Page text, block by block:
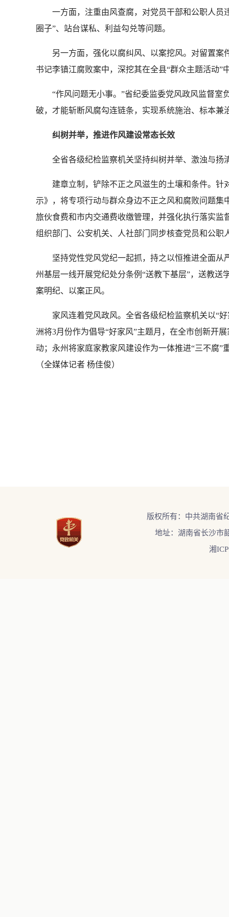
一方面，注重由风查腐，对党员干部和公职人员
圈子”、站台谋私、利益勾兑等问题。
另一方面，强化以腐纠风、以案挖风。对留置
书记李镇江腐败案中，深挖其在全县“群众主题活动
“作风问题无小事。”省纪委监委党风政风监督室
破，才能斩断风腐勾连链条，实现系统施治、标本兼
纠树并举，推进作风建设常态长效
全省各级纪检监察机关坚持纠树并举、激浊与扬
建章立制，铲除不正之风滋生的土壤和条件。
示》，将专项行动与群众身边不正之风和腐败问题
旅伙食费和市内交通费收缴管理，并强化执行落实
组织部门、公安机关、人社部门同步核查党员和公
坚持党性党风党纪一起抓，持之以恒推进全面
州基层一线开展党纪处分条例“送教下基层”，送教送
案明纪、以案正风。
家风连着党风政风。全省各级纪检监察机关以“
洲将3月份作为倡导“好家风”主题月，在全市创新开
动；永州将家庭家教家风建设作为一体推进“三不腐
（全媒体记者 杨佳俊）
版权所有：中共湖南省
地址：湖南省长沙市
湘